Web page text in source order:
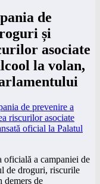
de
și
asociate
la volan,
oficială a campaniei de
de droguri, riscurile
demers de